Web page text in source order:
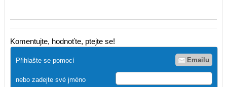
Komentujte, hodnoťte, ptejte se!
Přihlašte se pomocí Emailu
nebo zadejte své jméno